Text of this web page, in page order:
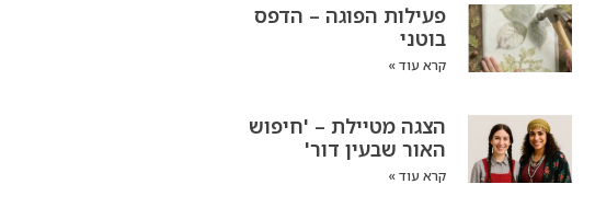
פעילות הפוגה – הדפס
בוטני
קרא עוד »
הצגה מטיילת – 'חיפוש
האור שבעין דור'
קרא עוד »